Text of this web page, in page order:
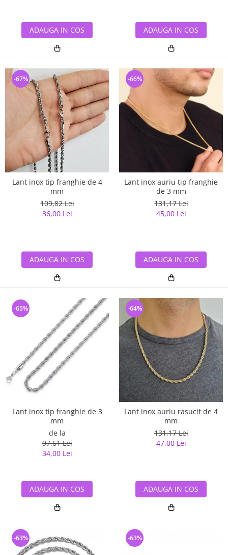
ADAUGA IN COS ADAUGA IN COS
Lant inox tip franghie de 4
mm
109,82 Lei
36,00 Lei
-67%
ADAUGA IN COS
Lant inox auriu tip franghie
de 3 mm
131,17 Lei
45,00 Lei
-66%
ADAUGA IN COS
Lant inox tip franghie de 3
mm
de la
97,61 Lei
34,00 Lei
-65%
ADAUGA IN COS
Lant inox auriu rasucit de 4
mm
131,17 Lei
47,00 Lei
-64%
ADAUGA IN COS
-63% -63%